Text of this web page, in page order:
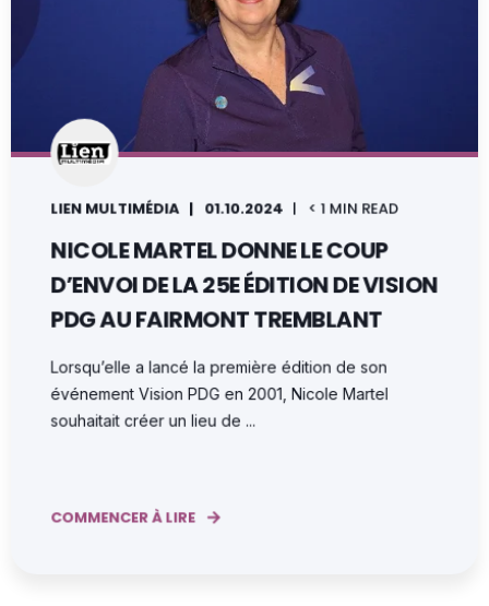
LIEN MULTIMÉDIA 01.10.2024 < 1 MIN READ
NICOLE MARTEL DONNE LE COUP
D’ENVOI DE LA 25E ÉDITION DE VISION
PDG AU FAIRMONT TREMBLANT
Lorsqu’elle a lancé la première édition de son
événement Vision PDG en 2001, Nicole Martel
souhaitait créer un lieu de ...
COMMENCER À LIRE